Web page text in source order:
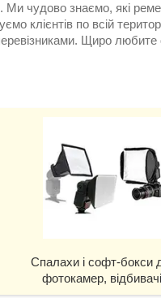
Ми чудово знаємо, які
клієнтів по всій
Щиро
Спалахи і софт-бокси
фотокамер,